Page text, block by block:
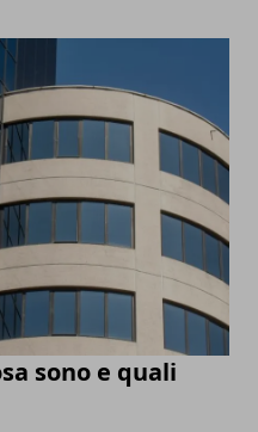
sono e quali